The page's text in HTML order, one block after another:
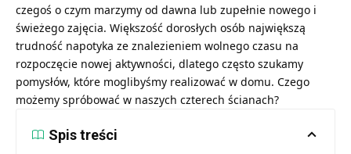
czegoś o czym marzymy od dawna lub zupełnie nowego i
świeżego zajęcia. Większość dorosłych osób największą
trudność napotyka ze znalezieniem wolnego czasu na
rozpoczęcie nowej aktywności, dlatego często szukamy
pomysłów, które moglibyśmy realizować w domu. Czego
możemy spróbować w naszych czterech ścianach?
Spis treści